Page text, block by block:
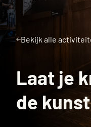
Over Museum
Bekijk alle
Laat je
de kunst